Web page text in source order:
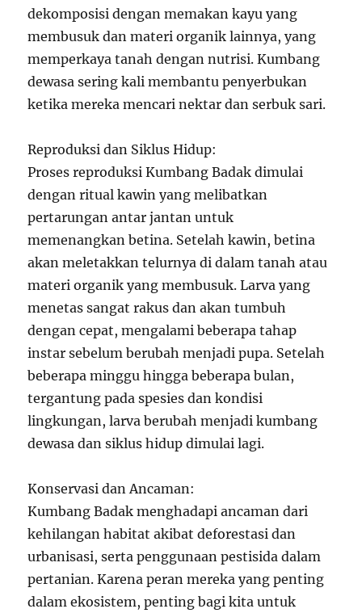
dekomposisi dengan memakan kayu yang
membusuk dan materi organik lainnya, yang
memperkaya tanah dengan nutrisi. Kumbang
dewasa sering kali membantu penyerbukan
ketika mereka mencari nektar dan serbuk sari.
Reproduksi dan Siklus Hidup:
Proses reproduksi Kumbang Badak dimulai
dengan ritual kawin yang melibatkan
pertarungan antar jantan untuk
memenangkan betina. Setelah kawin, betina
akan meletakkan telurnya di dalam tanah atau
materi organik yang membusuk. Larva yang
menetas sangat rakus dan akan tumbuh
dengan cepat, mengalami beberapa tahap
instar sebelum berubah menjadi pupa. Setelah
beberapa minggu hingga beberapa bulan,
tergantung pada spesies dan kondisi
lingkungan, larva berubah menjadi kumbang
dewasa dan siklus hidup dimulai lagi.
Konservasi dan Ancaman:
Kumbang Badak menghadapi ancaman dari
kehilangan habitat akibat deforestasi dan
urbanisasi, serta penggunaan pestisida dalam
pertanian. Karena peran mereka yang penting
dalam ekosistem, penting bagi kita untuk